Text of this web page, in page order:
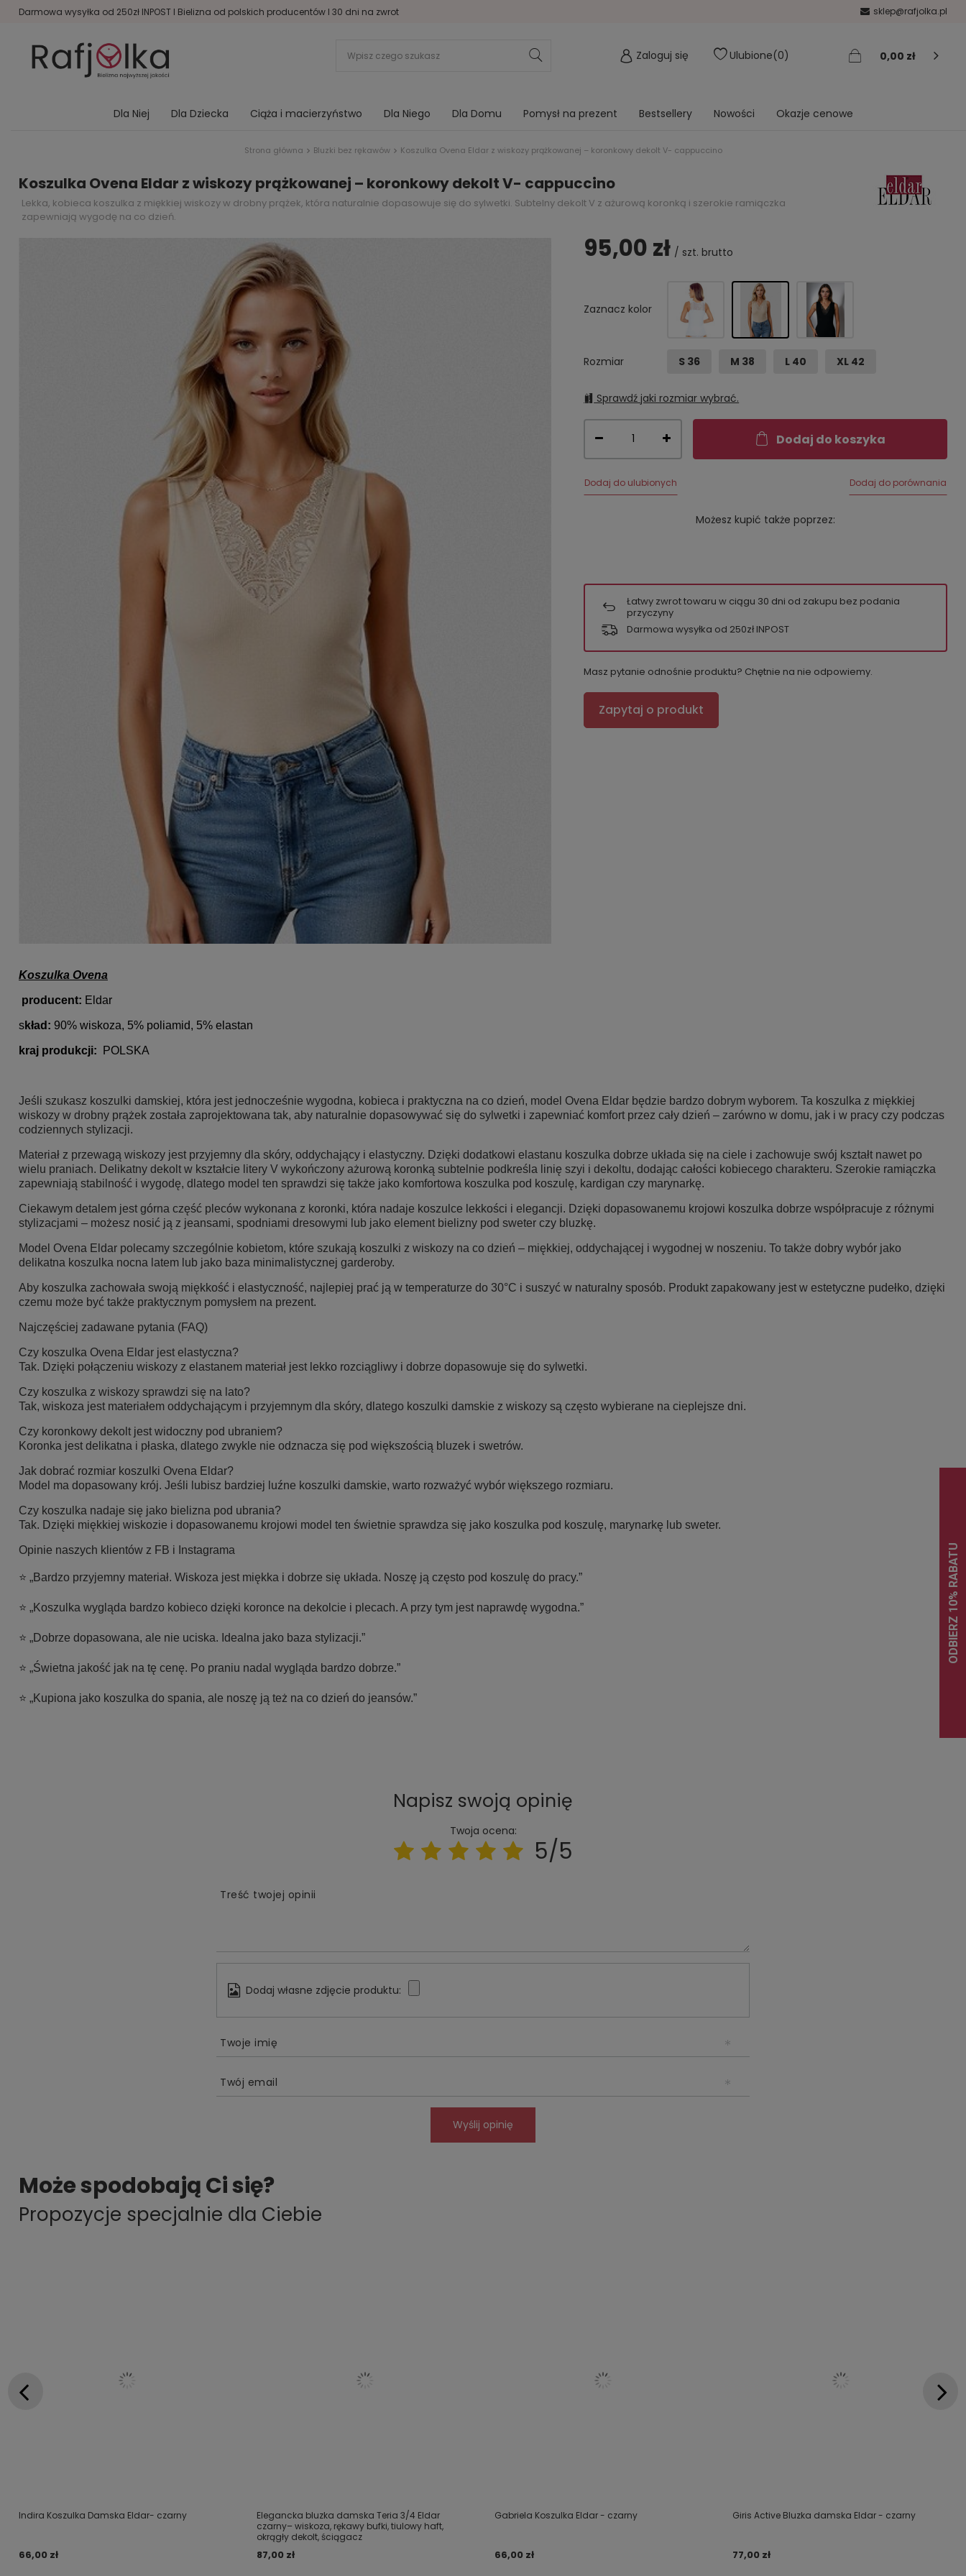
Darmowa wysyłka od 250zł INPOST I Bielizna od polskich producentów I 30 dni na zwrot sklep@rafjolka.pl
Zaloguj się Ulubione 0 0,00 zł
Dla Niej Dla Dziecka Ciąża i macierzyństwo Dla Niego Dla Domu Pomysł na prezent Bestsellery Nowości Okazje cenowe
Strona główna Bluzki bez rękawów Koszulka Ovena Eldar z wiskozy prążkowanej – koronkowy dekolt V- cappuccino
Koszulka Ovena Eldar z wiskozy prążkowanej – koronkowy dekolt V- cappuccino
Lekka, kobieca koszulka z miękkiej wiskozy w drobny prążek, która naturalnie dopasowuje się do sylwetki. Subtelny dekolt V z ażurową koronką i szerokie ramiączka
zapewniają wygodę na co dzień.
95,00 zł / szt. brutto
Zaznacz kolor
Rozmiar S 36 M 38 L 40 XL 42
Sprawdź jaki rozmiar wybrać.
Dodaj do koszyka
Dodaj do ulubionych Dodaj do porównania
Możesz kupić także poprzez:
Łatwy zwrot towaru w ciągu 30 dni od zakupu bez podania
przyczyny
Darmowa wysyłka od 250zł INPOST
Masz pytanie odnośnie produktu? Chętnie na nie odpowiemy.
Zapytaj o produkt
Koszulka Ovena
producent: Eldar
skład: 90% wiskoza, 5% poliamid, 5% elastan
kraj produkcji: POLSKA
Jeśli szukasz koszulki damskiej, która jest jednocześnie wygodna, kobieca i praktyczna na co dzień, model Ovena Eldar będzie bardzo dobrym wyborem. Ta koszulka z miękkiej
wiskozy w drobny prążek została zaprojektowana tak, aby naturalnie dopasowywać się do sylwetki i zapewniać komfort przez cały dzień – zarówno w domu, jak i w pracy czy podczas
codziennych stylizacji.
Materiał z przewagą wiskozy jest przyjemny dla skóry, oddychający i elastyczny. Dzięki dodatkowi elastanu koszulka dobrze układa się na ciele i zachowuje swój kształt nawet po
wielu praniach. Delikatny dekolt w kształcie litery V wykończony ażurową koronką subtelnie podkreśla linię szyi i dekoltu, dodając całości kobiecego charakteru. Szerokie ramiączka
zapewniają stabilność i wygodę, dlatego model ten sprawdzi się także jako komfortowa koszulka pod koszulę, kardigan czy marynarkę.
Ciekawym detalem jest górna część pleców wykonana z koronki, która nadaje koszulce lekkości i elegancji. Dzięki dopasowanemu krojowi koszulka dobrze współpracuje z różnymi
stylizacjami – możesz nosić ją z jeansami, spodniami dresowymi lub jako element bielizny pod sweter czy bluzkę.
Model Ovena Eldar polecamy szczególnie kobietom, które szukają koszulki z wiskozy na co dzień – miękkiej, oddychającej i wygodnej w noszeniu. To także dobry wybór jako
delikatna koszulka nocna latem lub jako baza minimalistycznej garderoby.
Aby koszulka zachowała swoją miękkość i elastyczność, najlepiej prać ją w temperaturze do 30°C i suszyć w naturalny sposób. Produkt zapakowany jest w estetyczne pudełko, dzięki
czemu może być także praktycznym pomysłem na prezent.
Najczęściej zadawane pytania (FAQ)
Czy koszulka Ovena Eldar jest elastyczna?
Tak. Dzięki połączeniu wiskozy z elastanem materiał jest lekko rozciągliwy i dobrze dopasowuje się do sylwetki.
Czy koszulka z wiskozy sprawdzi się na lato?
Tak, wiskoza jest materiałem oddychającym i przyjemnym dla skóry, dlatego koszulki damskie z wiskozy są często wybierane na cieplejsze dni.
Czy koronkowy dekolt jest widoczny pod ubraniem?
Koronka jest delikatna i płaska, dlatego zwykle nie odznacza się pod większością bluzek i swetrów.
Jak dobrać rozmiar koszulki Ovena Eldar?
Model ma dopasowany krój. Jeśli lubisz bardziej luźne koszulki damskie, warto rozważyć wybór większego rozmiaru.
Czy koszulka nadaje się jako bielizna pod ubrania?
Tak. Dzięki miękkiej wiskozie i dopasowanemu krojowi model ten świetnie sprawdza się jako koszulka pod koszulę, marynarkę lub sweter.
Opinie naszych klientów z FB i Instagrama
⭐ „Bardzo przyjemny materiał. Wiskoza jest miękka i dobrze się układa. Noszę ją często pod koszulę do pracy.”
⭐ „Koszulka wygląda bardzo kobieco dzięki koronce na dekolcie i plecach. A przy tym jest naprawdę wygodna.”
⭐ „Dobrze dopasowana, ale nie uciska. Idealna jako baza stylizacji.”
⭐ „Świetna jakość jak na tę cenę. Po praniu nadal wygląda bardzo dobrze.”
⭐ „Kupiona jako koszulka do spania, ale noszę ją też na co dzień do jeansów.”
Napisz swoją opinię
Twoja ocena:
5/5
Treść twojej opinii
Dodaj własne zdjęcie produktu:
Twoje imię
Twój email
Wyślij opinię
Może spodobają Ci się?
Propozycje specjalnie dla Ciebie
Indira Koszulka Damska Eldar- czarny
66,00 zł
Elegancka bluzka damska Teria 3/4 Eldar
czarny– wiskoza, rękawy bufki, tiulowy haft,
okrągły dekolt, ściągacz
87,00 zł
Gabriela Koszulka Eldar - czarny
66,00 zł
Giris Active Bluzka damska Eldar - czarny
77,00 zł